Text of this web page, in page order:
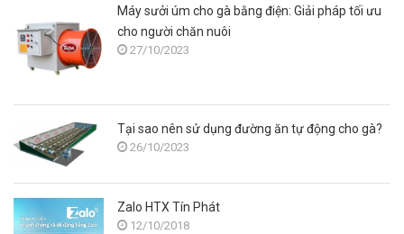
Máy sưởi úm cho gà bằng điện: Giải pháp tối ưu
cho người chăn nuôi
27/10/2023
Tại sao nên sử dụng đường ăn tự động cho gà?
26/10/2023
Zalo HTX Tín Phát
12/10/2018